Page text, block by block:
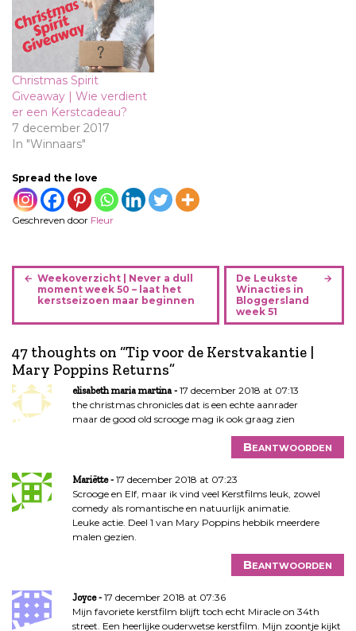
Christmas Spirit
Giveaway | Wie verdient
er een Kerstcadeau?
7 december 2017
In "Winnaars"
Spread the love
Geschreven door Fleur
B
i
h
t
n
a
a
t
i
Weekoverzicht | Never a dull
moment week 50 – laat het
kerstseizoen maar beginnen
De Leukste
Winacties in
Bloggersland
week 51
47 thoughts on “Tip voor de Kerstvakantie |
Mary Poppins Returns”
elisabeth maria martina
17 december 2018 at 07:13
the christmas chronicles dat is een echte aanrader
maar de good old scrooge mag ik ook graag zien
Beantwoorden
Mariëtte
17 december 2018 at 07:23
Scrooge en Elf, maar ik vind veel Kerstfilms leuk, zowel
comedy als romantische en natuurlijk animatie.
Leuke actie. Deel 1 van Mary Poppins hebbik meerdere
malen gezien.
Beantwoorden
Joyce
17 december 2018 at 07:36
Mijn favoriete kerstfilm blijft toch echt Miracle on 34th
street. Een heerlijke ouderwetse kerstfilm. Mijn zoontje kijkt